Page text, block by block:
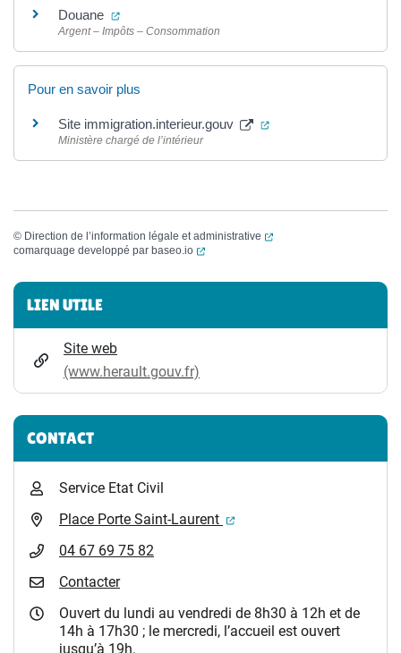
Douane (ouverture dans un nouvel onglet)
Argent – Impôts – Consommation
Pour en savoir plus
Site immigration.interieur.gouv (ouverture dans un
Ministère chargé de l’intérieur
© Direction de l’information légale et administrative
(ouverture dans un
comarquage developpé par baseo.io (ouverture dans un nouvel onglet)
Informations complémentaires
LIEN UTILE
Site web
(www.herault.gouv.fr)
CONTACT
Service Etat Civil
Place Porte Saint-Laurent
(ouverture dans un
04 67 69 75 82
Contacter
Ouvert du lundi au vendredi de 8h30 à 12h et de
14h à 17h30 ; le mercredi, l’accueil est ouvert
jusqu’à 19h.